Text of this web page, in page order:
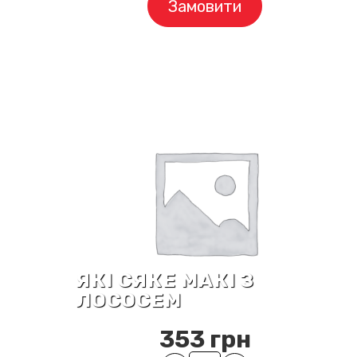
Замовити
ЯКІ СЯКЕ МАКІ З
ЛОСОСЕМ
353 грн